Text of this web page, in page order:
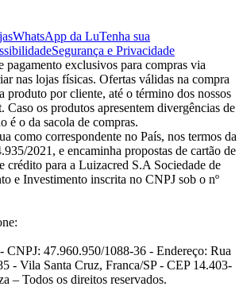
WhatsApp da LuTenha sua
Segurança e Privacidade
pagamento exclusivos para compras via
nas lojas físicas. Ofertas válidas na compra
produto por cliente, até o término dos nossos
Caso os produtos apresentem divergências de
é o da sacola de compras.
como correspondente no País, nos termos da
2021, e encaminha propostas de cartão de
crédito para a Luizacred S.A Sociedade de
e Investimento inscrita no CNPJ sob o nº
CNPJ: 47.960.950/1088-36 - Endereço: Rua
- Vila Santa Cruz, Franca/SP - CEP 14.403-
– Todos os direitos reservados.